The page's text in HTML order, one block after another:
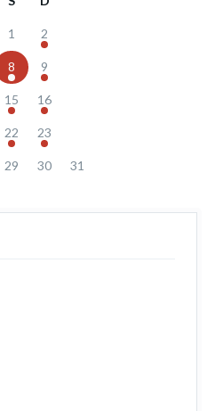
1 2
8 9
15 16
22 23
29 30 31